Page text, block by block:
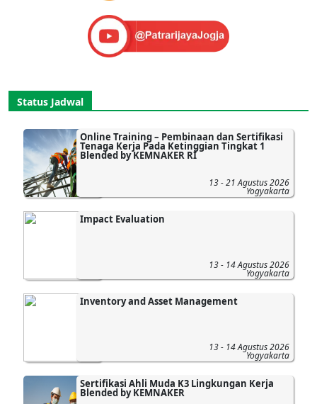
Status Jadwal
Online Training – Pembinaan dan Sertifikasi
Tenaga Kerja Pada Ketinggian Tingkat 1
Blended by KEMNAKER RI
13 - 21 Agustus 2026
Yogyakarta
Impact Evaluation
13 - 14 Agustus 2026
Yogyakarta
Inventory and Asset Management
13 - 14 Agustus 2026
Yogyakarta
Sertifikasi Ahli Muda K3 Lingkungan Kerja
Blended by KEMNAKER